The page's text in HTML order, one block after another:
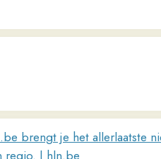
allerlaatste nieuws
24 en 7/7, uit binnen - en